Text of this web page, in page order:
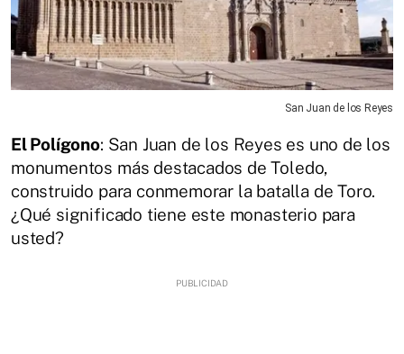
San Juan de los Reyes
El Polígono: San Juan de los Reyes es uno de los
monumentos más destacados de Toledo,
construido para conmemorar la batalla de Toro.
¿Qué significado tiene este monasterio para
usted?